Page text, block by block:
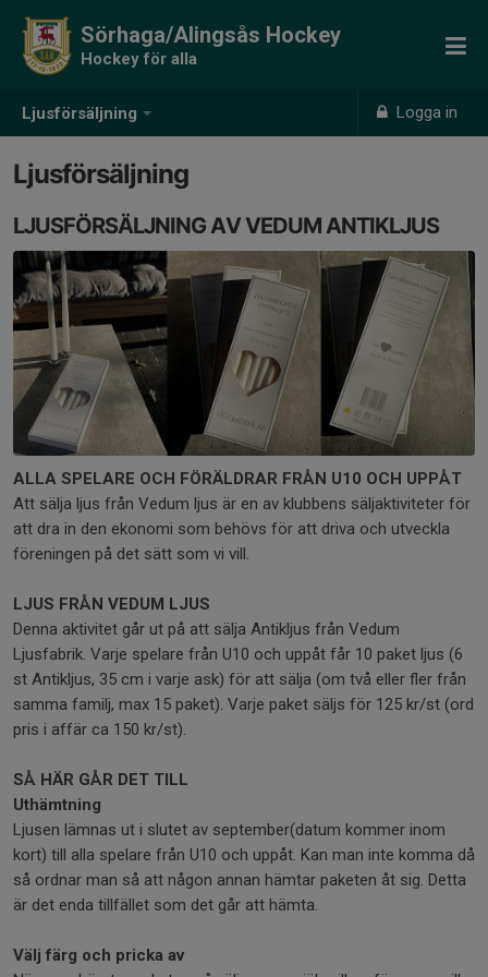
Ljusförsäljning Logga in
Sörhaga/Alingsås Hockey
Hockey för alla
Ljusförsäljning
LJUSFÖRSÄLJNING AV VEDUM ANTIKLJUS
ALLA SPELARE OCH FÖRÄLDRAR FRÅN U10 OCH UPPÅT
Att sälja ljus från Vedum ljus är en av klubbens säljaktiviteter för
att dra in den ekonomi som behövs för att driva och utveckla
föreningen på det sätt som vi vill.
LJUS FRÅN VEDUM LJUS
Denna aktivitet går ut på att sälja Antikljus från Vedum
Ljusfabrik. Varje spelare från U10 och uppåt får 10 paket ljus (6
st Antikljus, 35 cm i varje ask) för att sälja (om två eller fler från
samma familj, max 15 paket). Varje paket säljs för 125 kr/st (ord
pris i affär ca 150 kr/st).
SÅ HÄR GÅR DET TILL
Uthämtning
Ljusen lämnas ut i slutet av september(datum kommer inom
kort) till alla spelare från U10 och uppåt. Kan man inte komma då
så ordnar man så att någon annan hämtar paketen åt sig. Detta
är det enda tillfället som det går att hämta.
Välj färg och pricka av